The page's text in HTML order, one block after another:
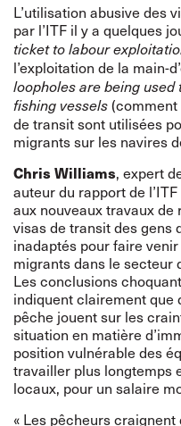
L’utilisation abusive des
par l’ITF il y a quelques
ticket to labour
l’exploitation de la main-
loopholes are being
fishing vessels
de transit sont utilisées
migrants sur les navires
Chris Williams, expert
auteur du rapport de
aux nouveaux travaux de
visas de transit des gens
inadaptés pour faire
migrants dans le secteur
Les conclusions
indiquent clairement que
pêche jouent sur les
situation en matière
position vulnérable des
travailler plus longtemps
locaux, pour un salaire
« Les pêcheurs craignent